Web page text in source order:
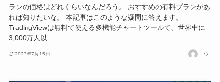
ランの価格はどれくらいなんだろう。 おすすめの有料プランがあ
れば知りたいな。 本記事はこのような疑問に答えます。
TradingViewは無料で使える多機能チャートツールで、世界中に
3,000万人以...
2023年7月15日 ユウ